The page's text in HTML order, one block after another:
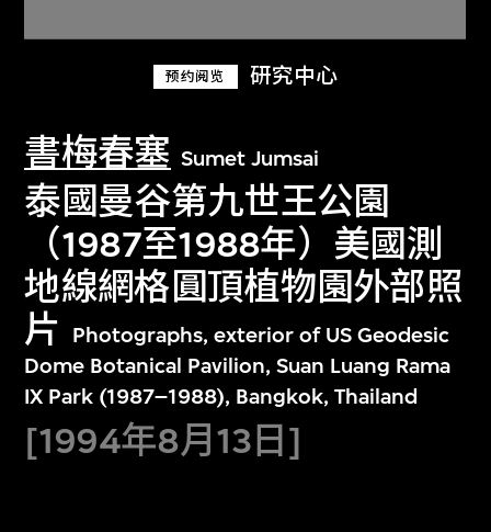
预约阅览 研究中心
書梅春塞 Sumet Jumsai
泰國曼谷第九世王公園
（1987至1988年）美國測
地線網格圓頂植物園外部照
片
Photographs, exterior of US Geodesic
Dome Botanical Pavilion, Suan Luang Rama
IX Park (1987–1988), Bangkok, Thailand
[1994年8月13日]
关于M+藏品
探索世界顶级的二十及二十一世纪视觉
文化藏品。